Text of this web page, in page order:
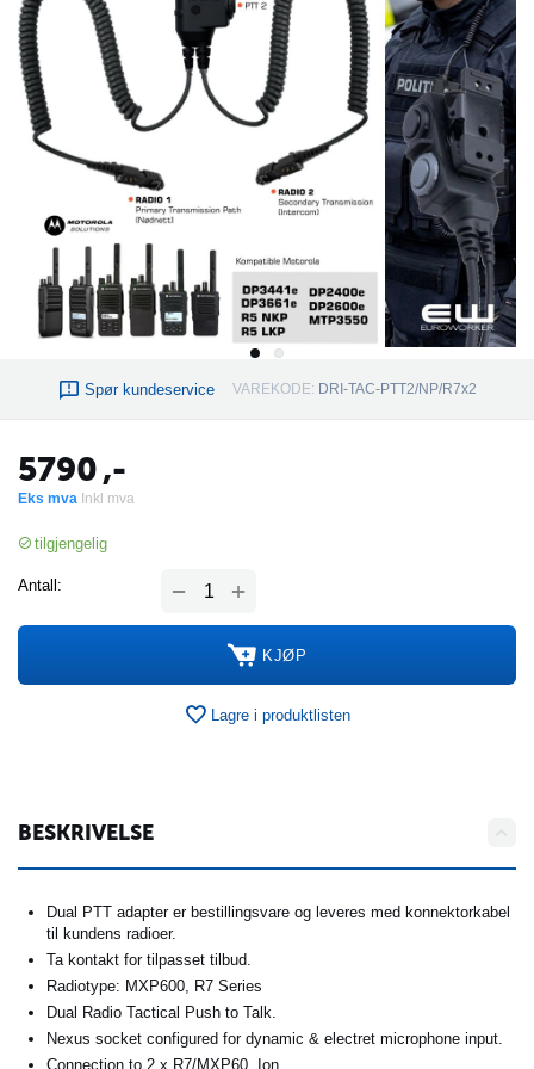
Spør kundeservice VAREKODE: DRI-TAC-PTT2/NP/R7x2
5790,-
Eks mva Inkl mva
tilgjengelig
Antall: +
−
KJØP
Lagre i produktlisten
BESKRIVELSE
Dual PTT adapter er bestillingsvare og leveres med konnektorkabel
til kundens radioer.
Ta kontakt for tilpasset tilbud.
Radiotype: MXP600, R7 Series
Dual Radio Tactical Push to Talk.
Nexus socket configured for dynamic & electret microphone input.
Connection to 2 x R7/MXP60, Ion